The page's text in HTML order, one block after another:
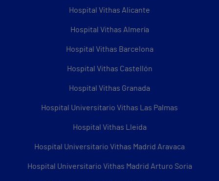
Hospital Vithas Alicante
Hospital Vithas Almería
Hospital Vithas Barcelona
Hospital Vithas Castellón
Hospital Vithas Granada
Hospital Universitario Vithas Las Palmas
Hospital Vithas Lleida
Hospital Universitario Vithas Madrid Aravaca
Hospital Universitario Vithas Madrid Arturo Soria